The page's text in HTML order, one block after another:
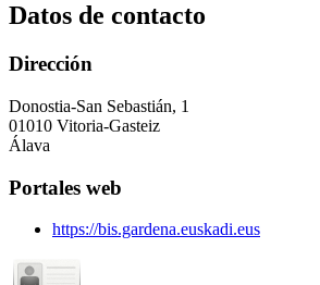
Datos de contacto
Dirección
Donostia-San Sebastián, 1
01010 Vitoria-Gasteiz
Álava
Portales web
https://bis.gardena.euskadi.eus